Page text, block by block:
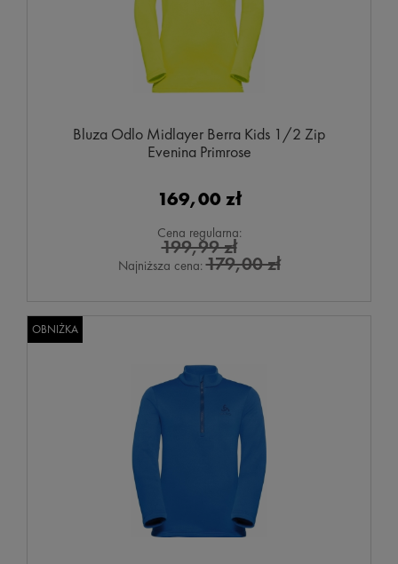
Bluza Odlo Midlayer Berra Kids 1/2 Zip
Evening Primrose
169,00 zł
Cena regularna:
199,99 zł
Najniższa cena:179,00 zł
OBNIŻKA